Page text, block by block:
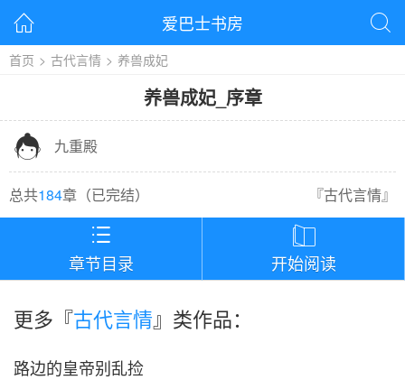
 爱巴士书房 
首页 > 古代言情 > 养兽成妃
养兽成妃_ 序章
 九重殿
总共184章（已完结） 『古代言情』

章节目录

开始阅读
更多『古代言情』类作品：
路边的皇帝别乱捡